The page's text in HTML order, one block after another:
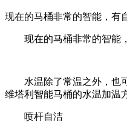
现在的马桶非常的智能，有
现在的马桶非常的智能，
水温除了常温之外，也可
维塔利智能马桶的水温加温
喷杆自洁